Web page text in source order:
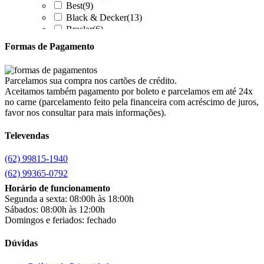
Best(9)
Black & Decker(13)
Braslar(6)
Britânia
Cairu(7)
Canaã Moveis (0)
Canaã Móveis(2)
Carioca Móveis(8)
Clarice
clock
Colibri
Colli(53)
Colormaq(43)
Companhia do Estofado
Formas de Pagamento
Parcelamos sua compra nos cartões de crédito.
Aceitamos também pagamento por boleto e parcelamos em até 24x
no carne (parcelamento feito pela financeira com acréscimo de juros,
favor nos consultar para mais informações).
Televendas
(62) 99815-1940
(62) 99365-0792
Horário de funcionamento
Segunda a sexta: 08:00h às 18:00h
Sábados: 08:00h às 12:00h
Domingos e feriados: fechado
Dúvidas